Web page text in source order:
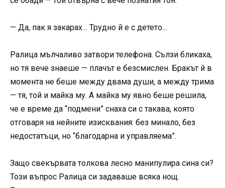
— Да, пак я закарах… Трудно й е с детето…
Ралица мълчаливо затвори телефона. Сълзи бликаха,
но тя вече знаеше — плачът е безсмислен. Бракът й в
момента не беше между двама души, а между трима
— тя, той и майка му. А майка му явно беше решила,
че е време да “подмени” снаха си с такава, която
отговаря на нейните изисквания: без минало, без
недостатъци, но “благодарна и управляема”.
Защо свекървата толкова лесно манипулира сина си?
Този въпрос Ралица си задаваше всяка нощ.